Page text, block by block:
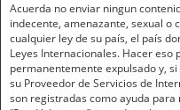
Acuerda no enviar ningun
indecente, amenazante, sexual
cualquier ley de su país, el país
Leyes Internacionales. Hacer
permanentemente expulsado y,
su Proveedor de Servicios de
son registradas como ayuda